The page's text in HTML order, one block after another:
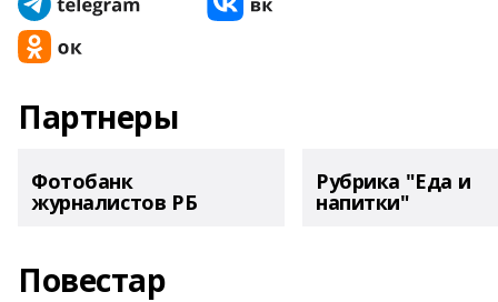
Партнеры
Фотобанк
журналистов РБ
Рубрика "Еда и
напитки"
Повестар